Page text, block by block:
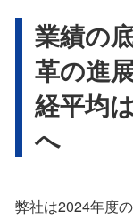
業績の
革の進
経平均
へ
弊社は2024年度